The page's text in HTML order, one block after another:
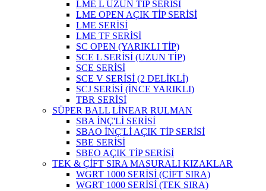
LME L UZUN TİP SERİSİ
LME OPEN AÇIK TİP SERİSİ
LME SERİSİ
LME TF SERİSİ
SC OPEN (YARIKLI TİP)
SCE L SERİSİ (UZUN TİP)
SCE SERİSİ
SCE V SERİSİ (2 DELİKLİ)
SCJ SERİSİ (İNCE YARIKLI)
TBR SERİSİ
SÜPER BALL LİNEAR RULMAN
SBA İNÇ'Lİ SERİSİ
SBAO İNÇ'Lİ AÇIK TİP SERİSİ
SBE SERİSİ
SBEO AÇIK TİP SERİSİ
TEK & ÇİFT SIRA MASURALI KIZAKLAR
WGRT 1000 SERİSİ (ÇİFT SIRA)
WGRT 1000 SERİSİ (TEK SIRA)